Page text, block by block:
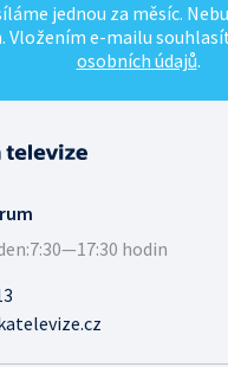
jednou za měsíc.
Vložením e-mailu
osobních údajů.